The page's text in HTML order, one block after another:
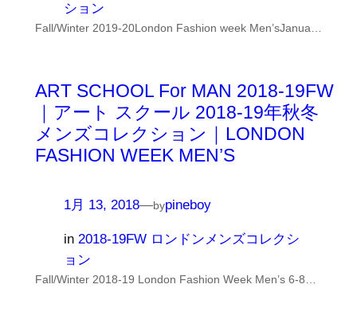
ション
Fall/Winter 2019-20London Fashion week Men’sJanua…
ART SCHOOL For MAN 2018-19FW
｜アート スクール 2018-19年秋冬
メンズコレクション｜LONDON
FASHION WEEK MEN’S
1月 13, 2018—bypineboy
in 2018-19FW ロンドンメンズコレクシ
ョン
Fall/Winter 2018-19 London Fashion Week Men’s 6-8…